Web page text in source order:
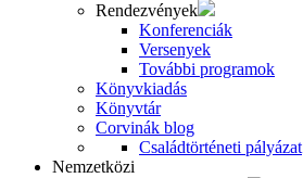
Rendezvények
Konferenciák
Versenyek
További programok
Könyvkiadás
Könyvtár
Corvinák blog
Családtörténeti pályázat
Nemzetközi